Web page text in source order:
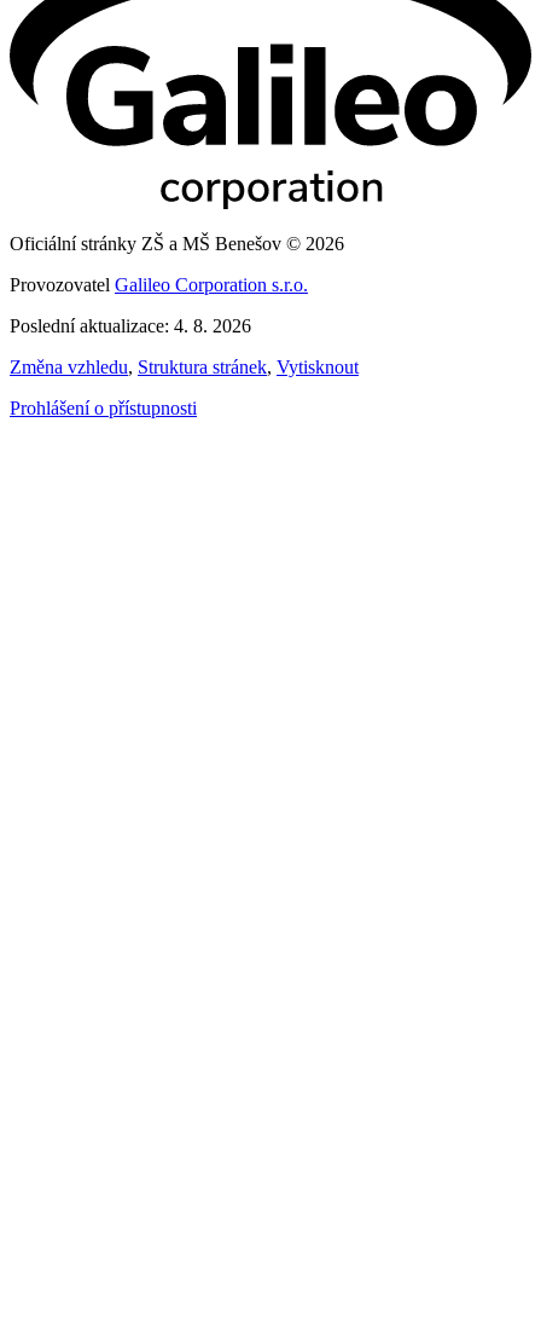
Oficiální stránky ZŠ a MŠ Benešov © 2026
Provozovatel Galileo Corporation s.r.o.
Poslední aktualizace: 4. 8. 2026
Změna vzhledu, Struktura stránek, Vytisknout
Prohlášení o přístupnosti